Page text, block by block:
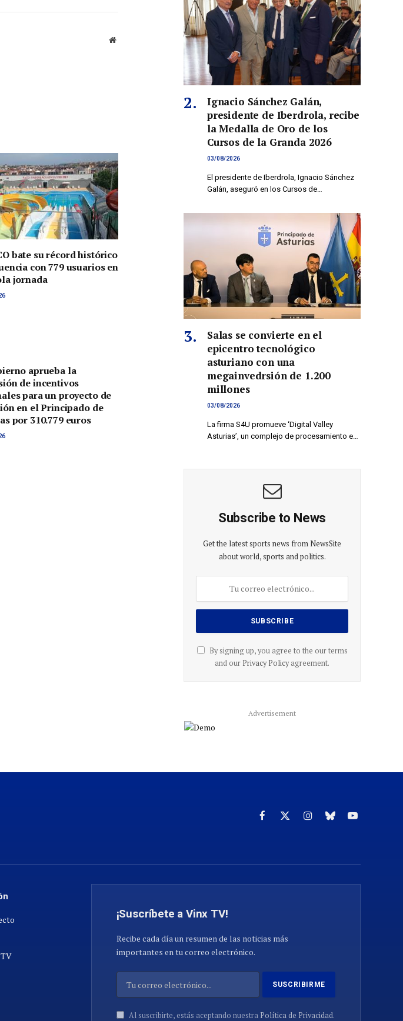
Sitio
bate su récord histórico
con 779 usuarios en
jornada
aprueba la
de incentivos
para un proyecto de
en el Principado de
por 310.779 euros
Ignacio Sánchez Galán,
presidente de Iberdrola, recibe
la Medalla de Oro de los
Cursos de la Granda 2026
03/08/2026
El presidente de Iberdrola, Ignacio Sánchez
Galán, aseguró en los Cursos de…
Salas se convierte en el
epicentro tecnológico
asturiano con una
megainvedrsión de 1.200
millones
03/08/2026
La firma S4U promueve ‘Digital Valley
Asturias’, un complejo de procesamiento e…
Subscribe to News
Get the latest sports news from NewsSite
about world, sports and politics.
By signing up, you agree to the our terms
and our Privacy Policyagreement.
Advertisement
Facebook
X
Instagram
Cielo YouTube
¡Suscríbete a Vinx TV!
Recibe cada día un resumen de las noticias más
importantes en tu correo electrónico.
Al suscribirte, estás aceptando nuestra Política de Privacidad.